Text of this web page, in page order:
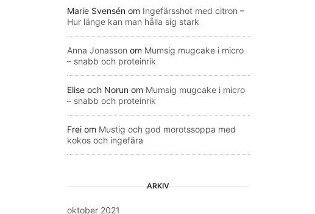
Marie Svensén om Ingefärsshot med citron –
Hur länge kan man hålla sig stark
Anna Jonasson om Mumsig mugcake i micro
– snabb och proteinrik
Elise och Norun om Mumsig mugcake i micro
– snabb och proteinrik
Frei om Mustig och god morotssoppa med
kokos och ingefära
ARKIV
oktober 2021